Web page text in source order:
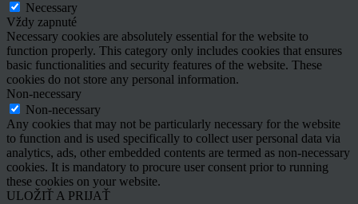
Necessary
Vždy zapnuté
Necessary cookies are absolutely essential for the website to
function properly. This category only includes cookies that ensures
basic functionalities and security features of the website. These
cookies do not store any personal information.
Non-necessary
Non-necessary
Any cookies that may not be particularly necessary for the website
to function and is used specifically to collect user personal data via
analytics, ads, other embedded contents are termed as non-necessary
cookies. It is mandatory to procure user consent prior to running
these cookies on your website.
ULOŽIŤ A PRIJAŤ